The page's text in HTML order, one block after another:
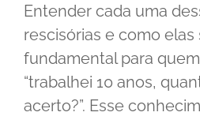
Entender cada uma
rescisórias e como
fundamental para
“trabalhei 10 anos,
acerto?”. Esse